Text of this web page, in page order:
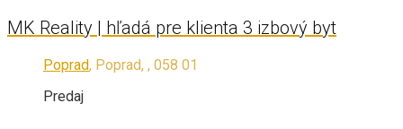
MK Reality | hľadá pre klienta 3 izbový byt
Poprad, Poprad, , 058 01
Predaj